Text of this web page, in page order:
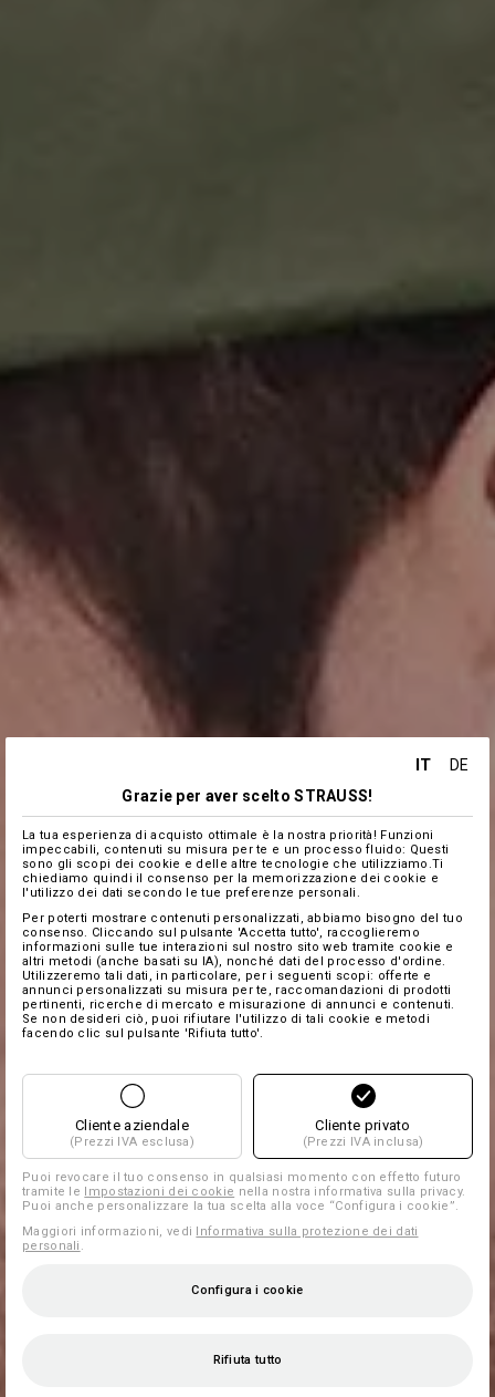
IT
DE
Grazie per aver scelto STRAUSS!
La tua esperienza di acquisto ottimale è la nostra priorità! Funzioni
impeccabili, contenuti su misura per te e un processo fluido: Questi
sono gli scopi dei cookie e delle altre tecnologie che utilizziamo.Ti
chiediamo quindi il consenso per la memorizzazione dei cookie e
l'utilizzo dei dati secondo le tue preferenze personali.
Per poterti mostrare contenuti personalizzati, abbiamo bisogno del tuo
consenso. Cliccando sul pulsante 'Accetta tutto', raccoglieremo
informazioni sulle tue interazioni sul nostro sito web tramite cookie e
altri metodi (anche basati su IA), nonché dati del processo d'ordine.
Utilizzeremo tali dati, in particolare, per i seguenti scopi: offerte e
annunci personalizzati su misura per te, raccomandazioni di prodotti
pertinenti, ricerche di mercato e misurazione di annunci e contenuti.
Se non desideri ciò, puoi rifiutare l'utilizzo di tali cookie e metodi
facendo clic sul pulsante 'Rifiuta tutto'.
Cliente aziendale
(Prezzi IVA esclusa)
Cliente privato
(Prezzi IVA inclusa)
Puoi revocare il tuo consenso in qualsiasi momento con effetto futuro
tramite le Impostazioni dei cookie nella nostra informativa sulla privacy.
Puoi anche personalizzare la tua scelta alla voce “Configura i cookie”.
Maggiori informazioni, vedi Informativa sulla protezione dei dati
personali .
Configura i cookie
Rifiuta tutto